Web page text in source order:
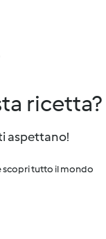
ricetta?
aspettano!
scopri tutto il mondo